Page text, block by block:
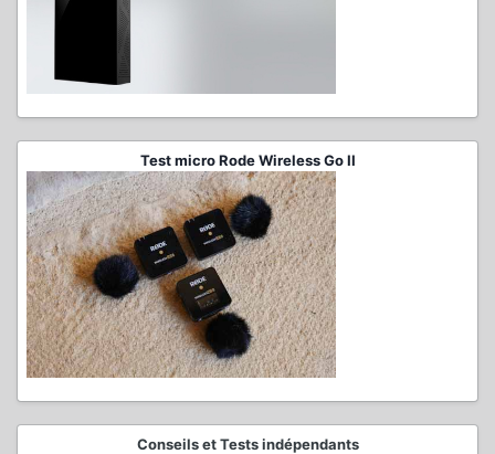
Test micro Rode Wireless Go II
Conseils et Tests indépendants